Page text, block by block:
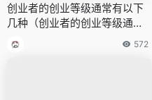
创业者的创业等级通常有以下
几种（创业者的创业等级通常
572